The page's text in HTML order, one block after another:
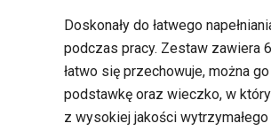
Doskonały do łatwego
podczas pracy. Zestaw zawiera
łatwo się przechowuje, można
podstawkę oraz wieczko, w
z wysokiej jakości